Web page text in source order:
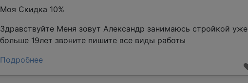
Моя Скидка 10%
Здравствуйте Меня зовут Александр занимаюсь стройкой уже
больше 19лет звоните пишите все виды работы
Подробнее